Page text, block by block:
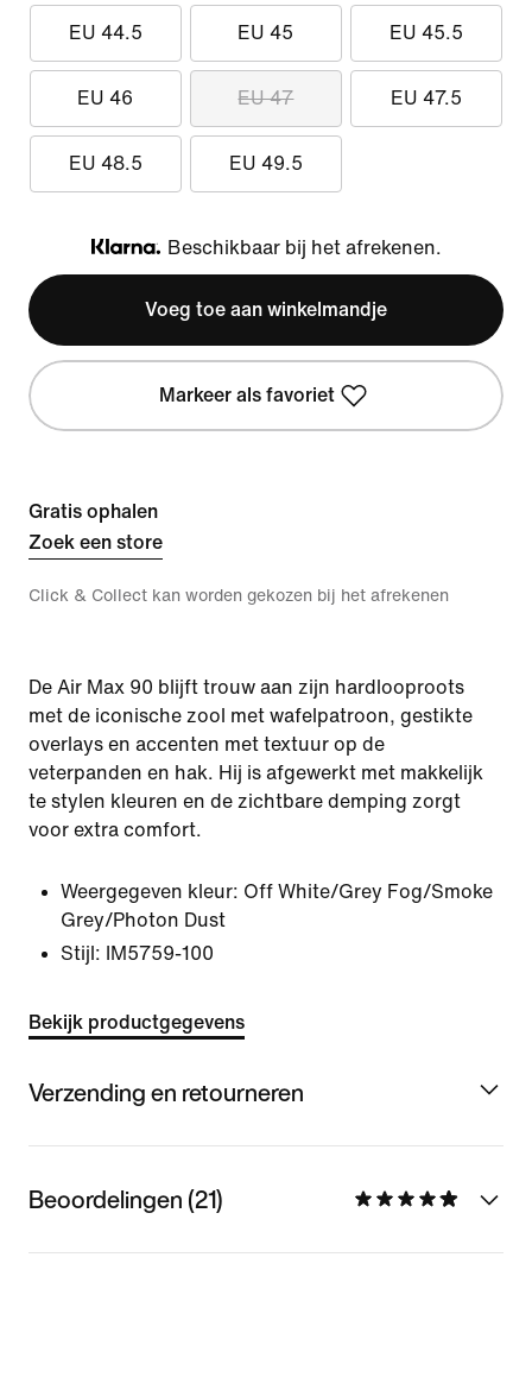
EU 44.5 EU 45 EU 45.5
EU 46 EU 47 EU 47.5
EU 48.5 EU 49.5
Klarna
Beschikbaar bij het afrekenen.
Voeg toe aan winkelmandje
Markeer als favoriet
Gratis ophalen
Zoek een store
Click & Collect kan worden gekozen bij het afrekenen
De Air Max 90 blijft trouw aan zijn hardlooproots
met de iconische zool met wafelpatroon, gestikte
overlays en accenten met textuur op de
veterpanden en hak. Hij is afgewerkt met makkelijk
te stylen kleuren en de zichtbare demping zorgt
voor extra comfort.
Weergegeven kleur: Off White/Grey Fog/Smoke
Grey/Photon Dust
Stijl:
IM5759-100
Bekijk productgegevens
Verzending en retourneren
Beoordelingen (21)